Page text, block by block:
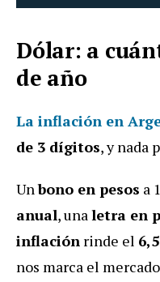
Dólar: a
de año
La inflación en
de 3 dígitos, y nada
Unbono en pesos a
anual, unaletra en
inflación rinde el
nos marca el